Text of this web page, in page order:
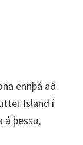
ennþá að
Island í
þessu,